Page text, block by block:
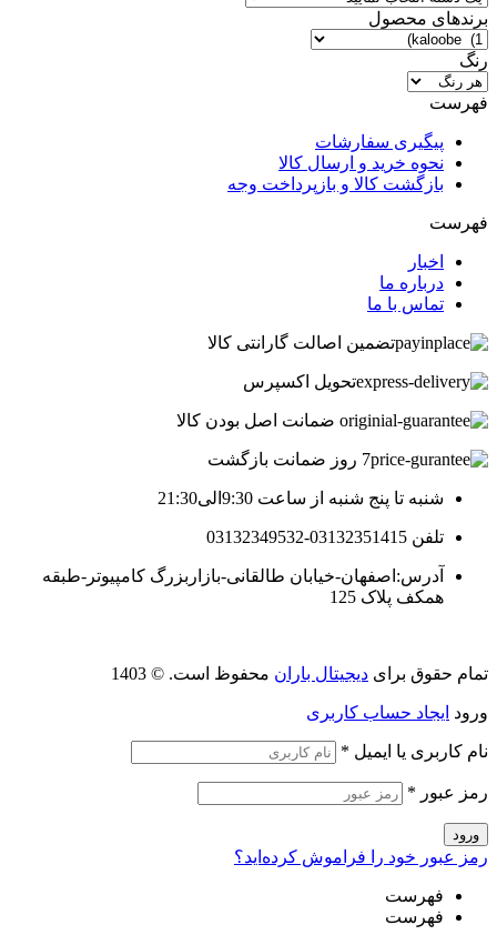
برندهای محصول
رنگ
فهرست
پیگیری سفارشات
نحوه خرید و ارسال کالا
بازگشت کالا و بازپرداخت وجه
فهرست
اخبار
درباره ما
تماس با ما
تضمین اصالت گارانتی کالا
تحویل اکسپرس
ضمانت اصل بودن کالا
7 روز ضمانت بازگشت
شنبه تا پنج شنبه از ساعت 9:30الی21:30
تلفن 03132351415-03132349532
آدرس:اصفهان-خیابان طالقانی-بازاربزرگ کامپیوتر-طبقه
همکف پلاک 125
تمام حقوق برای دیجیتال باران محفوظ است. © 1403
ورود ایجاد حساب کاربری
نام کاربری یا ایمیل *
رمز عبور *
ورود
رمز عبور خود را فراموش کرده‌اید؟
فهرست
فهرست